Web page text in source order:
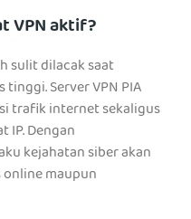
VPN aktif?
sulit dilacak saat
Server VPN PIA
trafik internet sekaligus
IP. Dengan
kejahatan siber akan
maupun